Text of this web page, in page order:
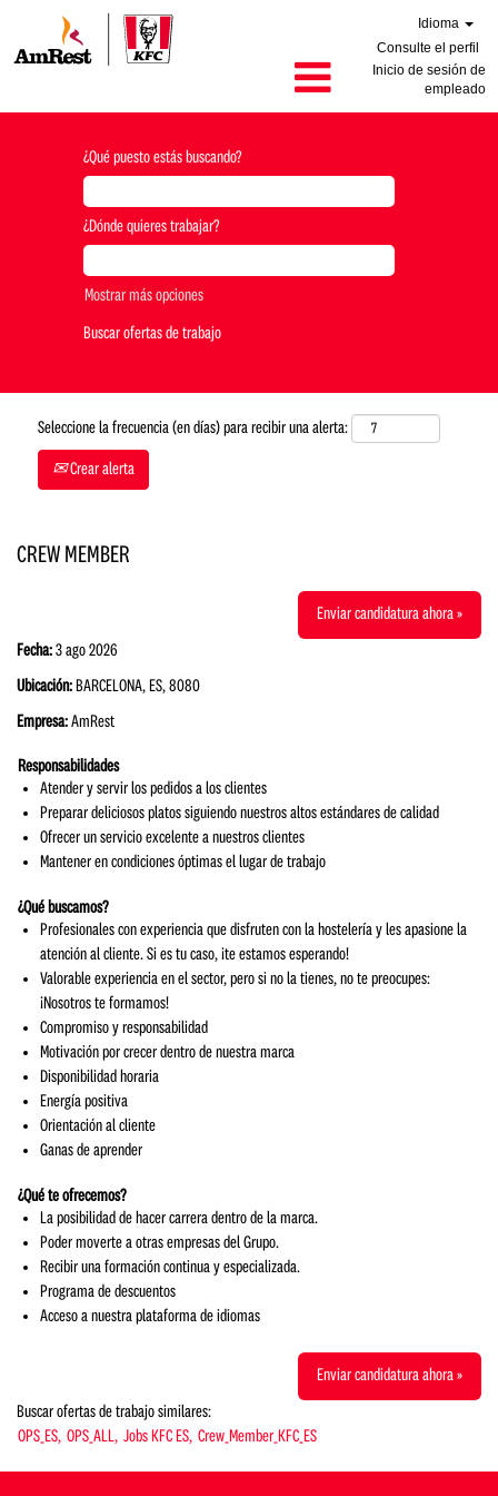
Idioma
Consulte el perfil
Inicio de sesión de
empleado
¿Qué puesto estás buscando?
¿Dónde quieres trabajar?
Mostrar más opciones
Seleccione la frecuencia (en días) para recibir una alerta:
Crear alerta
CREW MEMBER
Enviar candidatura ahora »
Fecha:3 ago 2026
Ubicación: BARCELONA, ES, 8080
Empresa:AmRest
Responsabilidades
Atender y servir los pedidos a los clientes
Preparar deliciosos platos siguiendo nuestros altos estándares de calidad
Ofrecer un servicio excelente a nuestros clientes
Mantener en condiciones óptimas el lugar de trabajo
¿Qué buscamos?
Profesionales con experiencia que disfruten con la hostelería y les apasione la
atención al cliente. Si es tu caso, ¡te estamos esperando!
Valorable experiencia en el sector, pero si no la tienes, no te preocupes:
¡Nosotros te formamos!
Compromiso y responsabilidad
Motivación por crecer dentro de nuestra marca
Disponibilidad horaria
Energía positiva
Orientación al cliente
Ganas de aprender
¿Qué te ofrecemos?
La posibilidad de hacer carrera dentro de la marca.
Poder moverte a otras empresas del Grupo.
Recibir una formación continua y especializada.
Programa de descuentos
Acceso a nuestra plataforma de idiomas
Enviar candidatura ahora »
Buscar ofertas de trabajo similares:
OPS_ES, OPS_ALL, Jobs KFC ES, Crew_Member_KFC_ES